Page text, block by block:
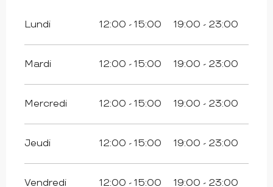
Lundi 12:00 - 15:00 19:00 - 23:00
Mardi 12:00 - 15:00 19:00 - 23:00
Mercredi 12:00 - 15:00 19:00 - 23:00
Jeudi 12:00 - 15:00 19:00 - 23:00
Vendredi 12:00 - 15:00 19:00 - 23:00